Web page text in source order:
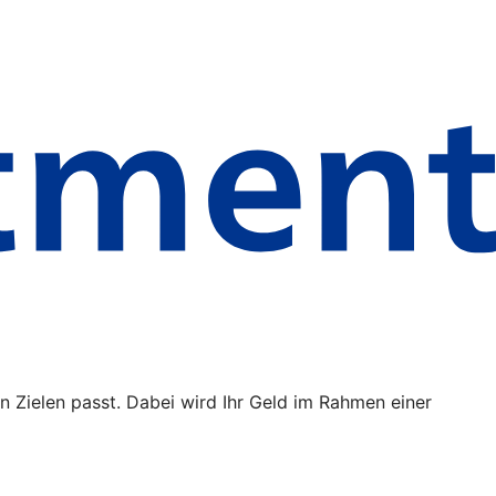
passt. Dabei wird Ihr Geld im Rahmen einer